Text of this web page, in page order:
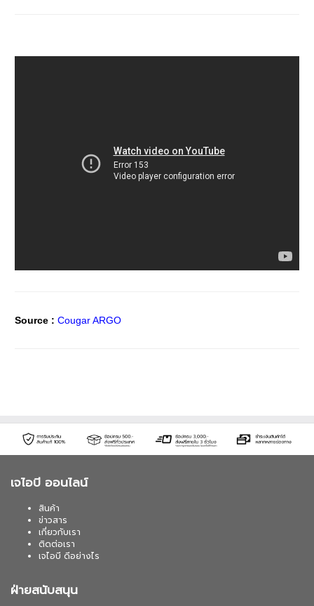
​Source : Cougar ARGO
เจไอบี ออนไลน์
สินค้า
ข่าวสาร
เกี่ยวกับเรา
ติดต่อเรา
เจไอบี ดีอย่างไร
ฝ่ายสนับสนุน